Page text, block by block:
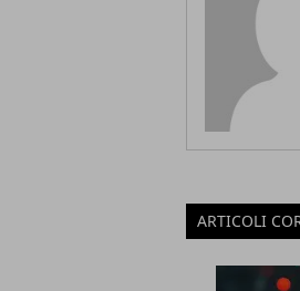
ARTICOLI